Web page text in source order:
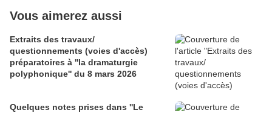
Vous aimerez aussi
Extraits des travaux/
questionnements (voies d'accès)
préparatoires à ''la dramaturgie
polyphonique'' du 8 mars 2026
Quelques notes prises dans ''Le